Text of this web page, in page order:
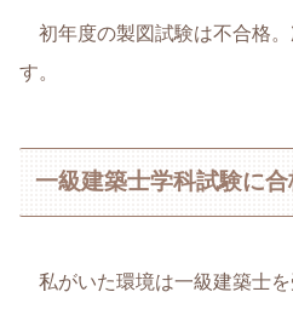
初年度の製図試験は不合格
す。
一級建築士学科試験に
私がいた環境は一級建築士を